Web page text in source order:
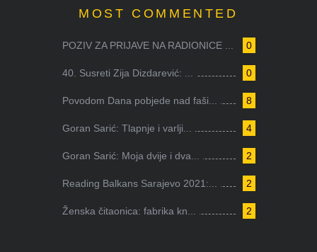
MOST COMMENTED
0
POZIV ZA PRIJAVE NA RADIONICE ...
0
40. Susreti Zija Dizdarević: ...
8
Povodom Dana pobjede nad faši...
4
Goran Sarić: Tlapnje i varlji...
2
Goran Sarić: Moja dvije i dva...
2
Reading Balkans Sarajevo 2021:...
2
Ženska čitaonica: fabrika kn...